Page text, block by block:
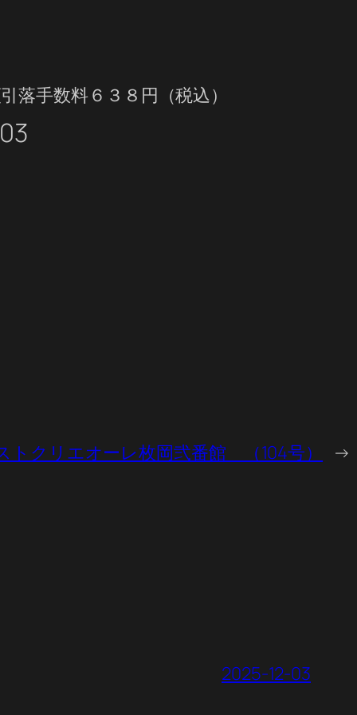
手数料６３８円（税込）
トクリエオーレ枚岡弐番館 （104号） →
2025-12-03